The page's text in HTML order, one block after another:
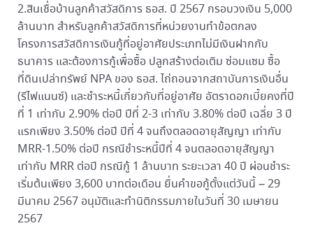
2.สินเชื่อบ้านลูกค้าสวัสดิการ ธอส. ปี 2567 กรอบวงเงิน 5,000
ล้านบาท สำหรับลูกค้าสวัสดิการที่หน่วยงานทำข้อตกลง
โครงการสวัสดิการเงินกู้ที่อยู่อาศัยประเภทไม่มีเงินฝากกับ
ธนาคาร และต้องการกู้เพื่อซื้อ ปลูกสร้างต่อเติม ซ่อมแซม ซื้อ
ที่ดินเปล่าทรัพย์ NPA ของ ธอส. ไถ่ถอนจากสถาบันการเงินอื่น
(รีไฟแนนซ์) และชำระหนี้เกี่ยวกับที่อยู่อาศัย อัตราดอกเบี้ยคงที่ปี
ที่ 1 เท่ากับ 2.90% ต่อปี ปีที่ 2-3 เท่ากับ 3.80% ต่อปี เฉลี่ย 3 ปี
แรกเพียง 3.50% ต่อปี ปีที่ 4 จนถึงตลอดอายุสัญญา เท่ากับ
MRR-1.50% ต่อปี กรณีชำระหนี้ปีที่ 4 จนตลอดอายุสัญญา
เท่ากับ MRR ต่อปี กรณีกู้ 1 ล้านบาท ระยะเวลา 40 ปี ผ่อนชำระ
เริ่มต้นเพียง 3,600 บาทต่อเดือน ยื่นคำขอกู้ตั้งแต่วันนี้ – 29
มีนาคม 2567 อนุมัติและทำนิติกรรมภายในวันที่ 30 เมษายน
2567